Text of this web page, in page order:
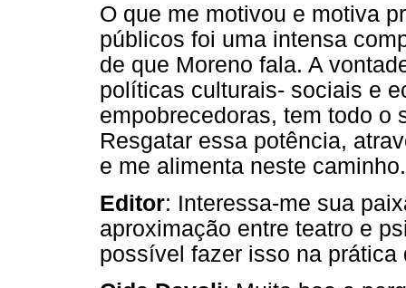
O que me motivou e motiva
públicos foi uma intensa
de que Moreno fala. A
políticas culturais- sociais e
empobrecedoras, tem todo o
Resgatar essa potência,
e me alimenta neste caminho.
Editor: Interessa-me sua
aproximação entre teatro e
possível fazer isso na